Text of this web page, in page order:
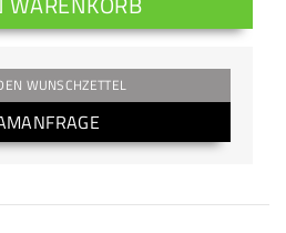
WUNSCHZETTEL